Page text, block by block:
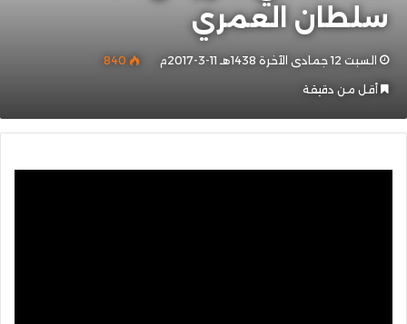
سلطان العمري
السبت 12 جمادى الآخرة 1438هـ 11-3-2017م 840
أقل من دقيقة